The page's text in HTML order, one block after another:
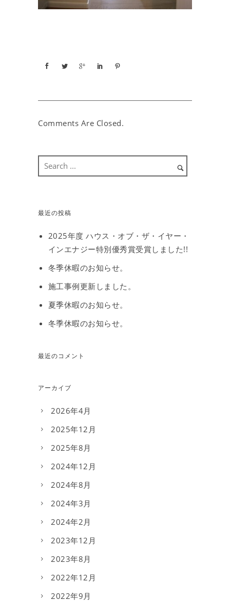
Comments Are Closed.
最近の投稿
2025年度 ハウス・オブ・ザ・イヤー・
インエナジー特別優秀賞受賞しました!!
冬季休暇のお知らせ。
施工事例更新しました。
夏季休暇のお知らせ。
冬季休暇のお知らせ。
最近のコメント
アーカイブ
2026年4月
2025年12月
2025年8月
2024年12月
2024年8月
2024年3月
2024年2月
2023年12月
2023年8月
2022年12月
2022年9月